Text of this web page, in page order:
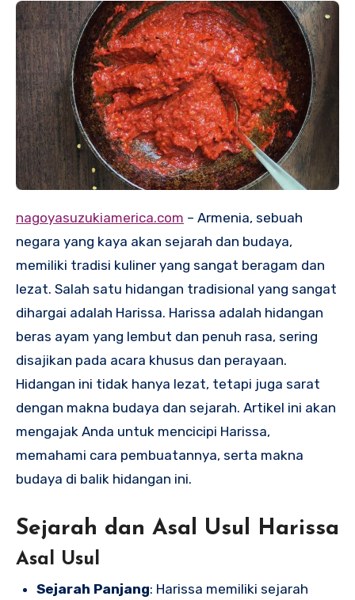
nagoyasuzukiamerica.com – Armenia, sebuah
negara yang kaya akan sejarah dan budaya,
memiliki tradisi kuliner yang sangat beragam dan
lezat. Salah satu hidangan tradisional yang sangat
dihargai adalah Harissa. Harissa adalah hidangan
beras ayam yang lembut dan penuh rasa, sering
disajikan pada acara khusus dan perayaan.
Hidangan ini tidak hanya lezat, tetapi juga sarat
dengan makna budaya dan sejarah. Artikel ini akan
mengajak Anda untuk mencicipi Harissa,
memahami cara pembuatannya, serta makna
budaya di balik hidangan ini.
Sejarah dan Asal Usul Harissa
Asal Usul
Sejarah Panjang: Harissa memiliki sejarah